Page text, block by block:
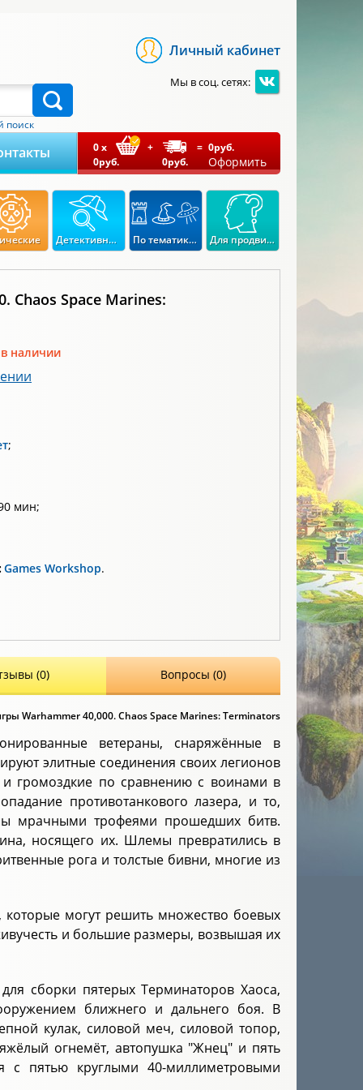
поиск
Личный кабинет
Мы в соц. сетях:
0x
0руб.
+
0руб.
= 0руб.
Оформить
Детективные По тематикам Для продвинутых
Chaos Space Marines:
наличии
;
мин;
Games Workshop.
(0) Вопросы (0)
Warhammer 40,000. Chaos Space Marines: Terminators
ветераны, снаряжённые в
элитные соединения своих легионов
громоздкие по сравнению с воинами в
противотанкового лазера, и то,
мрачными трофеями прошедших битв.
носящего их. Шлемы превратились в
рога и толстые бивни, многие из
могут решить множество боевых
и большие размеры, возвышая их
сборки пятерых Терминаторов Хаоса,
ближнего и дальнего боя. В
кулак, силовой меч, силовой топор,
огнемёт, автопушка "Жнец" и пять
с пятью круглыми 40-миллиметровыми